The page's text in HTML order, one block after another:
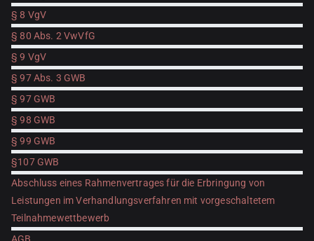
§ 8 VgV
§ 80 Abs. 2 VwVfG
§ 9 VgV
§ 97 Abs. 3 GWB
§ 97 GWB
§ 98 GWB
§ 99 GWB
§107 GWB
Abschluss eines Rahmenvertrages für die Erbringung von
Leistungen im Verhandlungsverfahren mit vorgeschaltetem
Teilnahmewettbewerb